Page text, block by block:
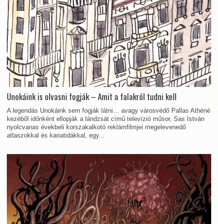
Unokáink is olvasni fogják – Amit a falakról tudni kell
A legendás Unokáink sem fogják látni… avagy városvédő Pallas Athéné
kezéből időnként ellopják a lándzsát című televízió műsor, Sas István
nyolcvanas évekbeli korszakalkotó reklámfilmjei megelevenedő
atlaszokkal és kariatidákkal, egy...